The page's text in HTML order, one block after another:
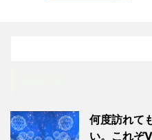
何度訪れて
い。これぞ